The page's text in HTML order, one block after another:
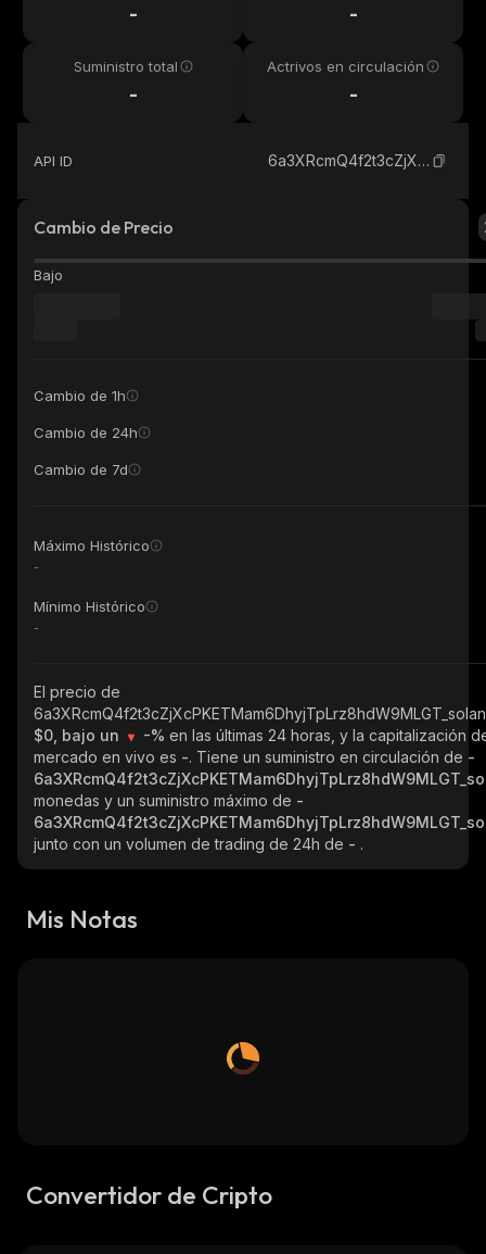
- -
Suministro total
-
Actrivos en circulación
-
API ID 6a3XRcmQ4f2t3cZjXcPKETMam6DhyjTpLrz8hdW9MLGT_solana
Cambio de Precio
Bajo
Cambio de 1h
Cambio de 24h
Cambio de 7d
Máximo Histórico
-
Mínimo Histórico
-
El precio de
$0, bajo un
-% en las últimas 24 horas, y la capitalización
mercado en vivo es -. Tiene un suministro en circulación de -
monedas y un suministro máximo de -
junto con un volumen de trading de 24h de - .
Mis Notas
Convertidor de Cripto